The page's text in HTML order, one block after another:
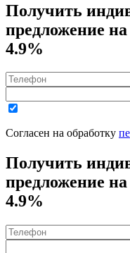
Получить
предложение
4.9%
Согласен на обработку
Получить
предложение
4.9%